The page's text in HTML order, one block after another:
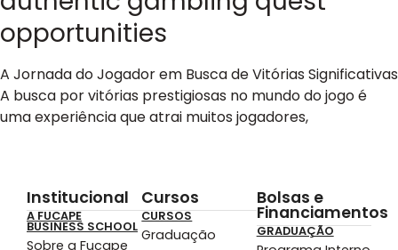
opportunities
A Jornada do Jogador em Busca de Vitórias Significativas
A busca por vitórias prestigiosas no mundo do jogo é
uma experiência que atrai muitos jogadores,
Institucional
A FUCAPE
BUSINESS SCHOOL
Sobre a Fucape
Cursos
CURSOS
Graduação
Bolsas e
Financiamentos
GRADUAÇÃO